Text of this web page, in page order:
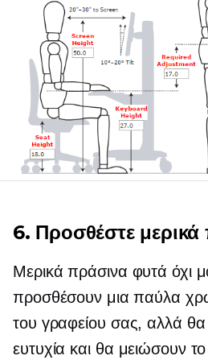
6. Προσθέστε
Μερικά πράσινα φυτά όχι
προσθέσουν μια παύλα
του γραφείου σας, αλλά
ευτυχία και θα μειώσουν